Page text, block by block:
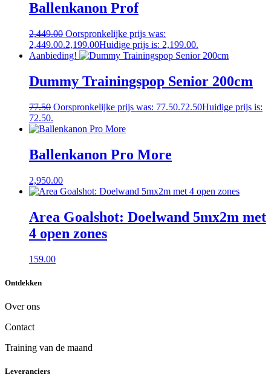
Ballenkanon Prof
2,449.00 Oorspronkelijke prijs was:
2,449.00.2,199.00Huidige prijs is: 2,199.00.
Aanbieding!
Dummy Trainingspop Senior 200cm
77.50 Oorspronkelijke prijs was: 77.50.72.50Huidige prijs is:
72.50.
Ballenkanon Pro More
2,950.00
Area Goalshot: Doelwand 5mx2m met
4 open zones
159.00
Ontdekken
Over ons
Contact
Training van de maand
Leveranciers